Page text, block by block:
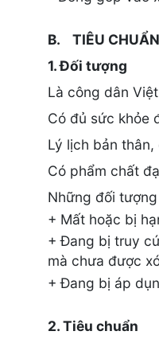
B.
TIÊU
1. Đối tượng
Là công dân
Có đủ sức khỏe
Lý lịch bản
Có phẩm chất
Những đối
+ Mất hoặc bị
+ Đang bị truy
mà chưa được
+ Đang bị áp
2. Tiêu chuẩn